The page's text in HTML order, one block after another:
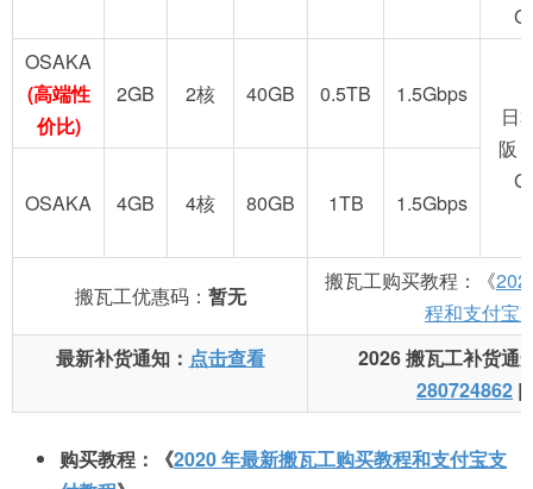
OSAKA
(高端性
价比)
2GB 2核 40GB 0.5TB
1.5Gbps
日
阪
OSAKA
4GB 4核 80GB 1TB 1.5Gbps
搬瓦工优惠码： 暂无
搬瓦工购买教程：《
程和支付宝
最新补货通知： 点击查看
2026 搬瓦工补货通
280724862 |
购买教程：《2020 年最新搬瓦工购买教程和支付宝支